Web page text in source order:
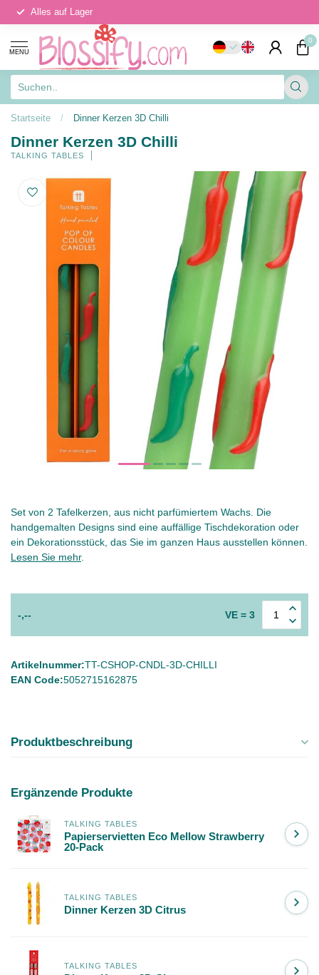
Alles auf Lager
MENU
0
Startseite / Dinner Kerzen 3D Chilli
Dinner Kerzen 3D Chilli
TALKING TABLES
Set von 2 Tafelkerzen, aus nicht parfümiertem Wachs. Die
handgemalten Designs sind eine auffällige Tischdekoration oder
ein Dekorationsstück, das Sie im ganzen Haus ausstellen können.
Lesen Sie mehr.
-,-- VE = 3
Artikelnummer:TT-CSHOP-CNDL-3D-CHILLI
EAN Code:5052715162875
Produktbeschreibung
Ergänzende Produkte
TALKING TABLES
Papierservietten Eco Mellow Strawberry
20-Pack
TALKING TABLES
Dinner Kerzen 3D Citrus
TALKING TABLES